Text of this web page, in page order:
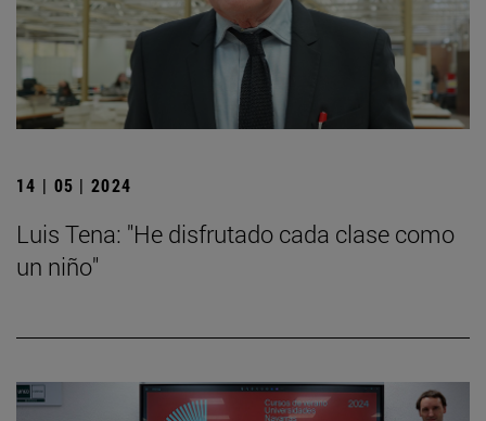
14 | 05 | 2024
Luis Tena: "He disfrutado cada clase como
un niño"